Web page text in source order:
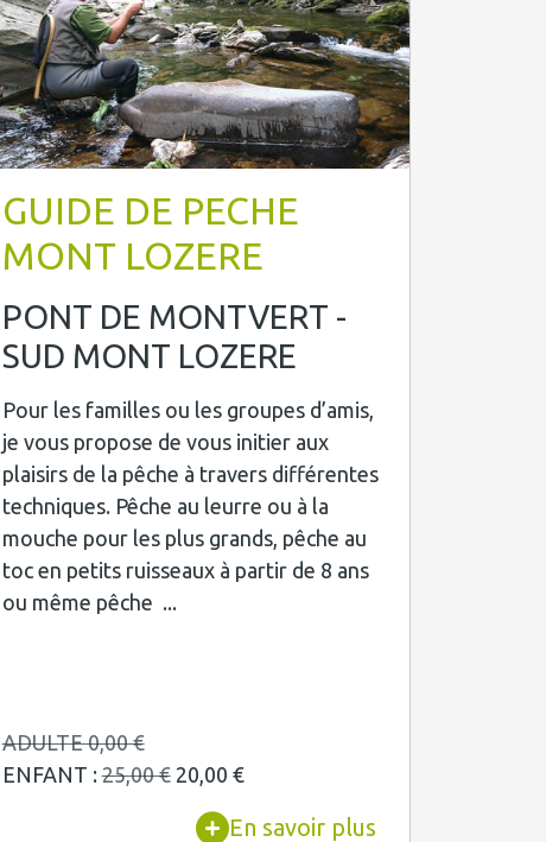
GUIDE DE PECHE
MONT LOZERE
PONT DE MONTVERT -
SUD MONT LOZERE
Pour les familles ou les groupes d’amis,
je vous propose de vous initier aux
plaisirs de la pêche à travers différentes
techniques. Pêche au leurre ou à la
mouche pour les plus grands, pêche au
toc en petits ruisseaux à partir de 8 ans
ou même pêche ...
ADULTE 0,00 €
ENFANT :25,00 € 20,00 €
En savoir plus